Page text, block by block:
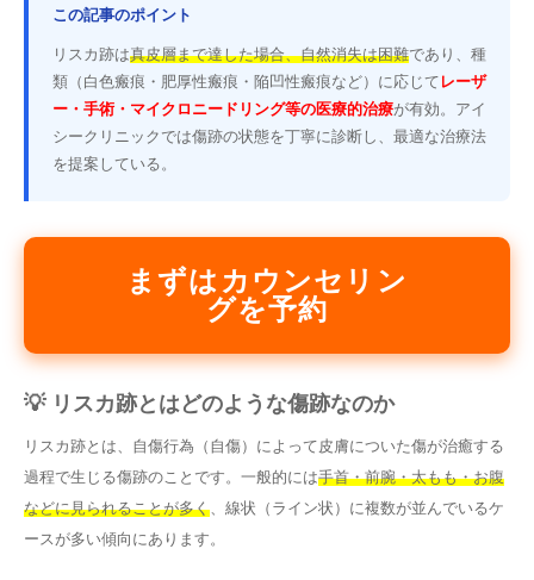
この記事のポイント
リスカ跡は真皮層まで達した場合、自然消失は困難であり、種
類（白色瘢痕・肥厚性瘢痕・陥凹性瘢痕など）に応じて レーザ
ー・手術・マイクロニードリング等の医療的治療が有効。アイ
シークリニックでは傷跡の状態を丁寧に診断し、最適な治療法
を提案している。
まずはカウンセリン
グを予約
💡 リスカ跡とはどのような傷跡なのか
リスカ跡とは、自傷行為（自傷）によって皮膚についた傷が治癒する
過程で生じる傷跡のことです。一般的には手首・前腕・太もも・お腹
などに見られることが多く、線状（ライン状）に複数が並んでいるケ
ースが多い傾向にあります。